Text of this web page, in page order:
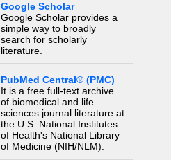
Google Scholar
Google Scholar provides a
simple way to broadly
search for scholarly
literature.
PubMed Central® (PMC)
It is a free full-text archive
of biomedical and life
sciences journal literature at
the U.S. National Institutes
of Health's National Library
of Medicine (NIH/NLM).